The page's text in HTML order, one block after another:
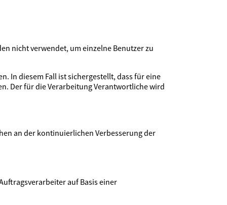
nicht verwendet, um einzelne Benutzer zu
In diesem Fall ist sichergestellt, dass für eine
Der für die Verarbeitung Verantwortliche wird
an der kontinuierlichen Verbesserung der
auf Basis einer